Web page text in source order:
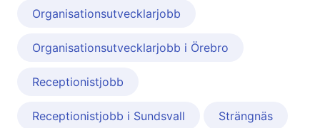
Organisationsutvecklarjobb
Organisationsutvecklarjobb i Örebro
Receptionistjobb
Receptionistjobb i Sundsvall Strängnäs